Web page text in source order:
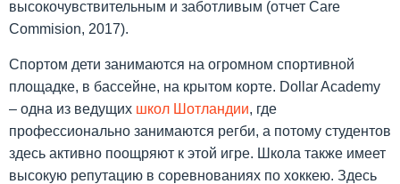
высокочувствительным и заботливым (отчет Care
Commision, 2017).
Спортом дети занимаются на огромном спортивной
площадке, в бассейне, на крытом корте. Dollar Academy
– одна из ведущих школ Шотландии, где
профессионально занимаются регби, а потому студентов
здесь активно поощряют к этой игре. Школа также имеет
высокую репутацию в соревнованиях по хоккею. Здесь